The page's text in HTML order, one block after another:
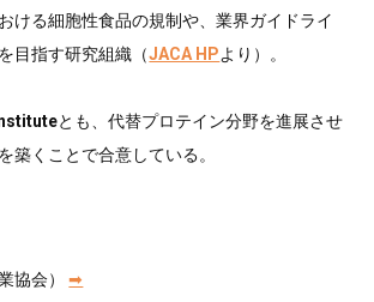
ける細胞性食品の規制や、業界ガイドライ
目指す研究組織（JACA HPより）。
とも、代替プロテイン分野を進展させ
築くことで合意している。
協会）➡︎